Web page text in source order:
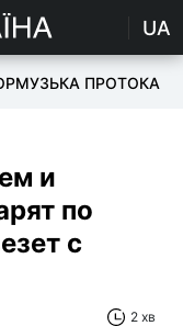
UA
ПРОТОКА
и
по
с
2 хв